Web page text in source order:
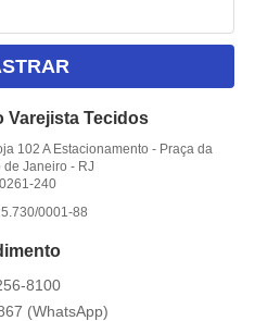
Varejista Tecidos
102 A Estacionamento - Praça da
de Janeiro - RJ
240
0001-88
8100
(WhatsApp)